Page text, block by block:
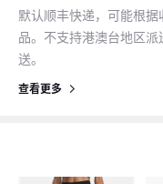
默认顺丰快递，可能根
品。不支持港澳台地区
送。
查看更多